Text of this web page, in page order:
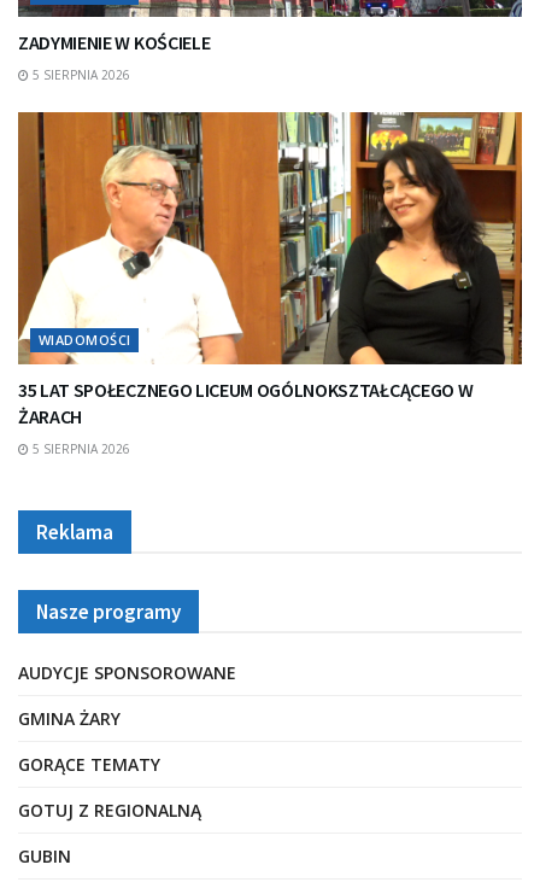
ZADYMIENIE W KOŚCIELE
5 SIERPNIA 2026
WIADOMOŚCI
35 LAT SPOŁECZNEGO LICEUM OGÓLNOKSZTAŁCĄCEGO W
ŻARACH
5 SIERPNIA 2026
Reklama
Nasze programy
AUDYCJE SPONSOROWANE
GMINA ŻARY
GORĄCE TEMATY
GOTUJ Z REGIONALNĄ
GUBIN